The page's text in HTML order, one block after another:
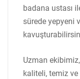
badana ustası
sürede yepyeni
Uzman
kaliteli, temiz